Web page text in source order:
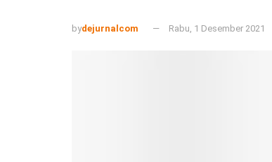
bydejurnalcom Rabu, 1 Desember 2021